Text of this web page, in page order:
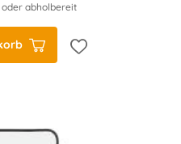
abholbereit